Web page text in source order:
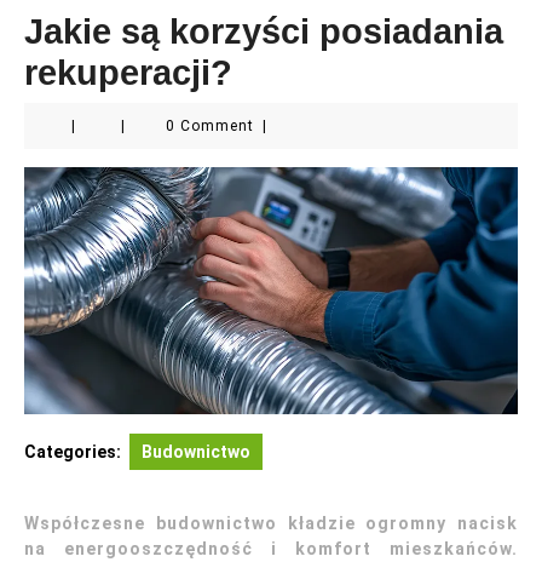
Jakie są korzyści posiadania
rekuperacji?
0 Comment
Categories: Budownictwo
Współczesne budownictwo kładzie ogromny nacisk
na energooszczędność i komfort mieszkańców.